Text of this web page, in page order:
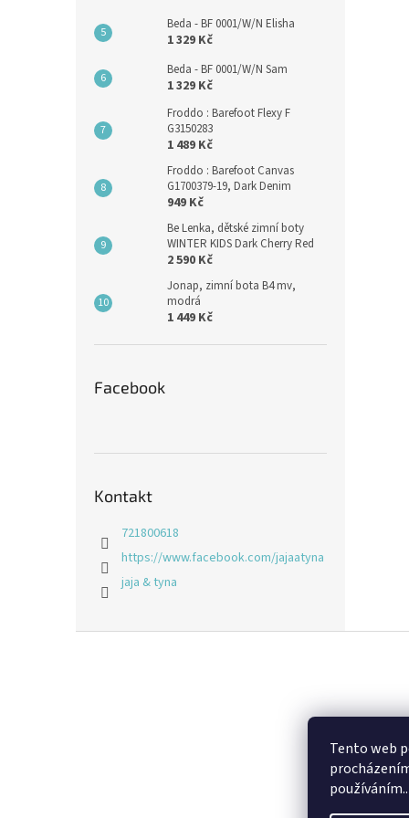
Tento web
Beda - BF 0001/W/N Elisha
1 329 Kč
Beda - BF 0001/W/N Sam
1 329 Kč
Froddo : Barefoot Flexy F
G3150283
1 489 Kč
Froddo : Barefoot Canvas
G1700379-19, Dark Denim
949 Kč
Be Lenka, dětské zimní boty
WINTER KIDS Dark Cherry Red
2 590 Kč
Jonap, zimní bota B4 mv,
modrá
1 449 Kč
Facebook
Kontakt
721800618
https://www.facebook.com/jajaatyna
jaja & tyna